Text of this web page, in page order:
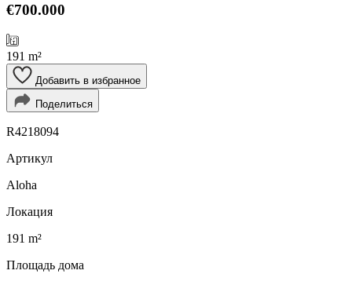
€700.000
191 m²
Добавить в избранное
Поделиться
R4218094
Артикул
Aloha
Локация
191 m²
Площадь дома